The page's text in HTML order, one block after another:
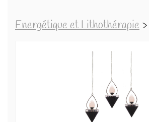
Energétique et Lithothérapie >